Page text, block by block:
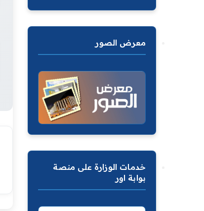
معرض الصور
خدمات الوزارة على منصة
بوابة اور